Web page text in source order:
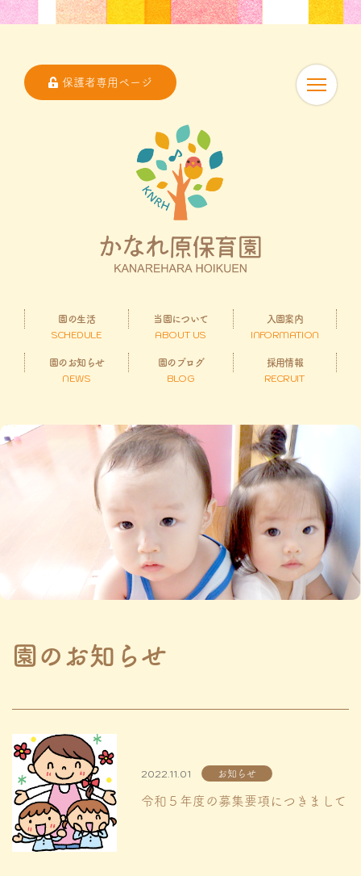
保護者専用ページ
園の生活
SCHEDULE
当園について
ABOUT US
入園案内
INFORMATION
園のお知らせ
NEWS
園のブログ
BLOG
採用情報
RECRUIT
園のお知らせ
2022.11.01 お知らせ
令和５年度の募集要項につきまして